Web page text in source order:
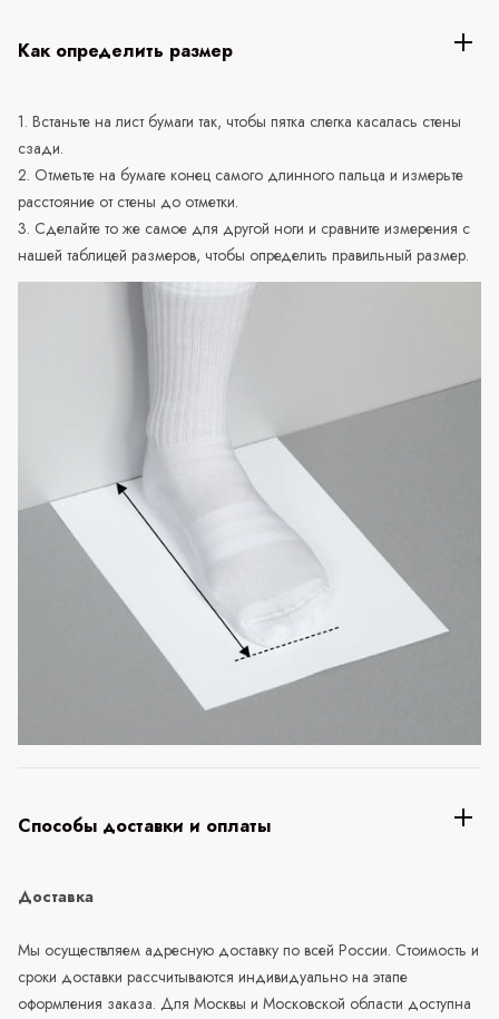
Как определить размер
1. Встаньте на лист бумаги так, чтобы пятка слегка касалась стены
сзади.
2. Отметьте на бумаге конец самого длинного пальца и измерьте
расстояние от стены до отметки.
3. Сделайте то же самое для другой ноги и сравните измерения с
нашей таблицей размеров, чтобы определить правильный размер.
Способы доставки и оплаты
Доставка
Мы осуществляем адресную доставку по всей России. Стоимость и
сроки доставки рассчитываются индивидуально на этапе
оформления заказа. Для Москвы и Московской области доступна